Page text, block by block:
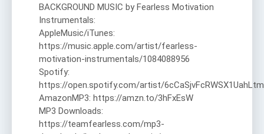
BACKGROUND MUSIC by Fearless Motivation
Instrumentals:
AppleMusic/iTunes:
https://music.apple.com/artist/fearless-
motivation-instrumentals/1084088956
Spotify:
https://open.spotify.com/artist/
AmazonMP3: https://amzn.to/3hFxEsW
MP3 Downloads:
https://teamfearless.com/mp3-